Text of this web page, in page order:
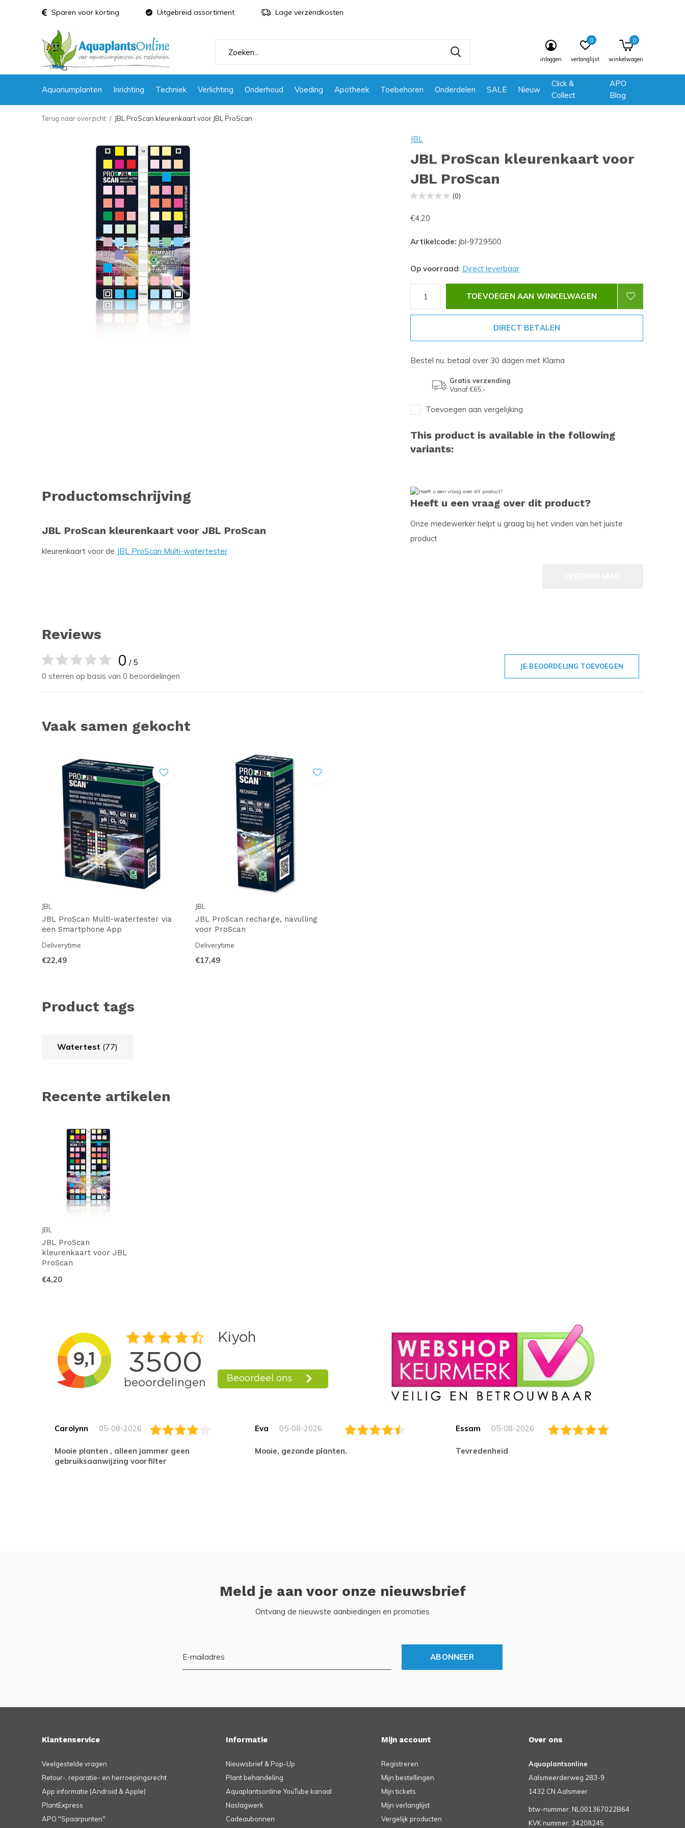
Aquariumplanten Inrichting Techniek Verlichting Onderhoud Voeding Apotheek Toebehoren Onderdelen SALE Nieuw
Click &
Collect
APO
Blog
inloggen verlanglijst
0
winkelwagen
0
Sparen voor korting Uitgebreid assortiment Lage verzendkosten
Terug naar overzicht JBL ProScan kleurenkaart voor JBL ProScan
JBL
JBL ProScan kleurenkaart voor
JBL ProScan
(0)
€4,20
Artikelcode: jbl-9729500
Op voorraad: Direct leverbaar
TOEVOEGEN AAN WINKELWAGEN
DIRECT BETALEN
Bestel nu, betaal over 30 dagen met Klarna
Gratis verzending
Vanaf €65,-
Toevoegen aan vergelijking
This product is available in the following
variants:
Productomschrijving
JBL ProScan kleurenkaart voor JBL ProScan
kleurenkaart voor de JBL ProScan Multi-watertester.
Heeft u een vraag over dit product?
Onze medewerker helpt u graag bij het vinden van het juiste
product
Reviews
0 / 5
0 sterren op basis van 0 beoordelingen
JE BEOORDELING TOEVOEGEN
Vaak samen gekocht
JBL
JBL ProScan Multi-watertester via
een Smartphone App
Deliverytime
€22,49
JBL
JBL ProScan recharge, navulling
voor ProScan
Deliverytime
€17,49
Product tags
Watertest (77)
Recente artikelen
JBL
JBL ProScan
kleurenkaart voor JBL
ProScan
€4,20
Carolynn 05-08-2026
Mooie planten , alleen jammer geen
gebruiksaanwijzing voorfilter
Eva 05-08-2026
Mooie, gezonde planten.
Essam 05-08-2026
tevredenheid
Meld je aan voor onze nieuwsbrief
Ontvang de nieuwste aanbiedingen en promoties
ABONNEER
Klantenservice
Veelgestelde vragen
Retour-, reparatie- en herroepingsrecht
App informatie (Android & Apple)
PlantExpress
APO ''Spaarpunten''
Informatie
Nieuwsbrief & Pop-Up
Plant behandeling
Aquaplantsonline YouTube kanaal
Naslagwerk
Cadeaubonnen
Mijn account
Registreren
Mijn bestellingen
Mijn tickets
Mijn verlanglijst
Vergelijk producten
Over ons
Aquaplantsonline
Aalsmeerderweg 283-9
1432 CN Aalsmeer
btw-nummer: NL001367022B64
KVK nummer: 34208245